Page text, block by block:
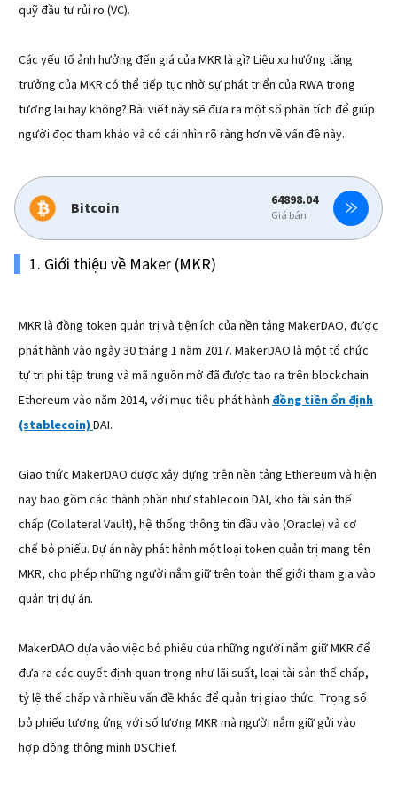
quỹ đầu tư rủi ro (VC).
Các yếu tố ảnh hưởng đến giá của MKR là gì? Liệu xu hướng tăng
trưởng của MKR có thể tiếp tục nhờ sự phát triển của RWA trong
tương lai hay không? Bài viết này sẽ đưa ra một số phân tích để giúp
người đọc tham khảo và có cái nhìn rõ ràng hơn về vấn đề này.
Bitcoin 64898.04
Giá bán
Ethereum 1915.41
Giá bán
1. Giới thiệu về Maker (MKR)
MKR là đồng token quản trị và tiện ích của nền tảng MakerDAO, được
phát hành vào ngày 30 tháng 1 năm 2017. MakerDAO là một tổ chức
tự trị phi tập trung và mã nguồn mở đã được tạo ra trên blockchain
Ethereum vào năm 2014, với mục tiêu phát hành đồng tiền ổn định
(stablecoin)DAI.
Giao thức MakerDAO được xây dựng trên nền tảng Ethereum và hiện
nay bao gồm các thành phần như stablecoin DAI, kho tài sản thế
chấp (Collateral Vault), hệ thống thông tin đầu vào (Oracle) và cơ
chế bỏ phiếu. Dự án này phát hành một loại token quản trị mang tên
MKR, cho phép những người nắm giữ trên toàn thế giới tham gia vào
quản trị dự án.
MakerDAO dựa vào việc bỏ phiếu của những người nắm giữ MKR để
đưa ra các quyết định quan trọng như lãi suất, loại tài sản thế chấp,
tỷ lệ thế chấp và nhiều vấn đề khác để quản trị giao thức. Trọng số
bỏ phiếu tương ứng với số lượng MKR mà người nắm giữ gửi vào
hợp đồng thông minh DSChief.